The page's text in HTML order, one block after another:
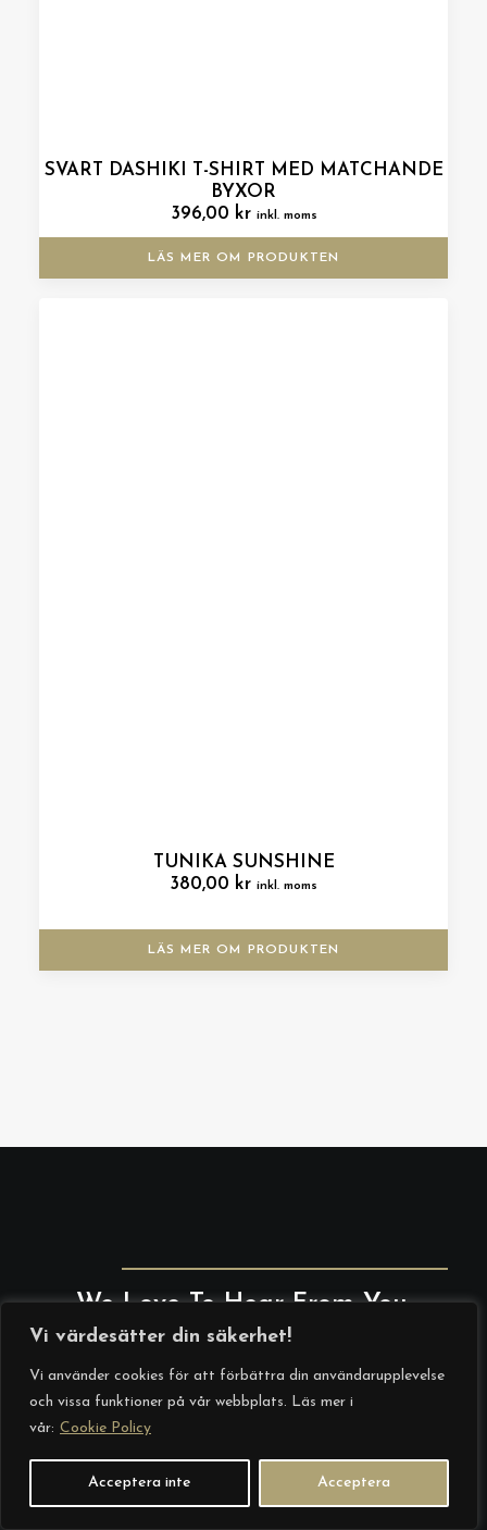
Vi värdesätter din säkerhet!
Vi använder cookies för att förbättra din användarupplevelse
och vissa funktioner på vår webbplats. Läs mer i
vår: Cookie Policy
Acceptera inte Acceptera
SVART DASHIKI T-SHIRT MED MATCHANDE
BYXOR
396,00 kr inkl. moms
LÄS MER OM PRODUKTEN
TUNIKA SUNSHINE
380,00 kr inkl. moms
LÄS MER OM PRODUKTEN
We Love To Hear From You.
E
E-post*